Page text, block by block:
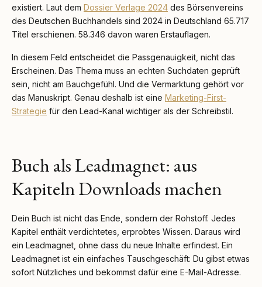
existiert. Laut dem Dossier Verlage 2024 des Börsenvereins
des Deutschen Buchhandels sind 2024 in Deutschland 65.717
Titel erschienen. 58.346 davon waren Erstauflagen.
In diesem Feld entscheidet die Passgenauigkeit, nicht das
Erscheinen. Das Thema muss an echten Suchdaten geprüft
sein, nicht am Bauchgefühl. Und die Vermarktung gehört vor
das Manuskript. Genau deshalb ist eine Marketing-First-
Strategie für den Lead-Kanal wichtiger als der Schreibstil.
Buch als Leadmagnet: aus
Kapiteln Downloads machen
Dein Buch ist nicht das Ende, sondern der Rohstoff. Jedes
Kapitel enthält verdichtetes, erprobtes Wissen. Daraus wird
ein Leadmagnet, ohne dass du neue Inhalte erfindest. Ein
Leadmagnet ist ein einfaches Tauschgeschäft: Du gibst etwas
sofort Nützliches und bekommst dafür eine E-Mail-Adresse.